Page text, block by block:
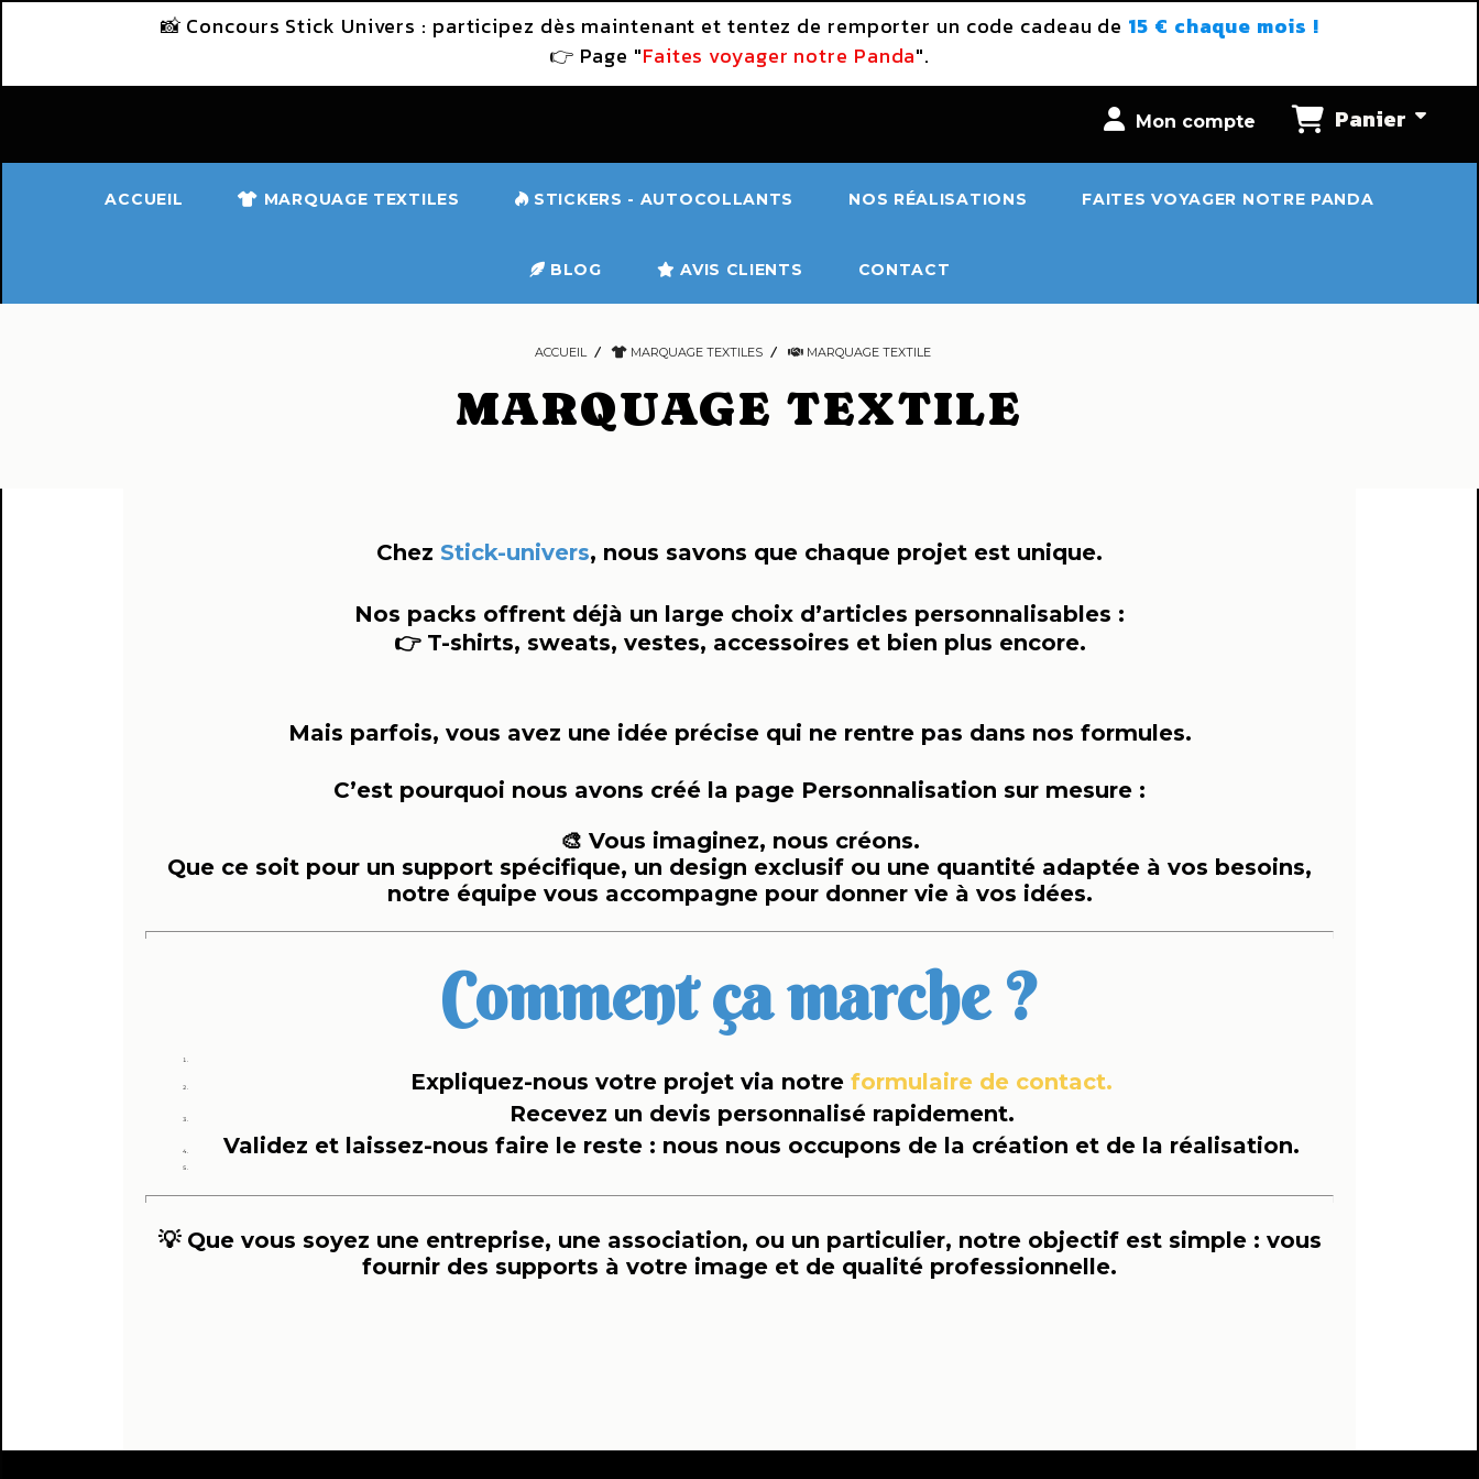
📸 Concours Stick Univers : participez dès maintenant et tentez de remporter un code cadeau de 15 € chaque mois !
👉 Page "Faites voyager notre Panda".
Mon compte Panier
ACCUEIL MARQUAGE TEXTILES STICKERS - AUTOCOLLANTS NOS RÉALISATIONS FAITES VOYAGER NOTRE PANDA
BLOG AVIS CLIENTS CONTACT
ACCUEIL MARQUAGE TEXTILES MARQUAGE TEXTILE
MARQUAGE TEXTILE
Chez Stick-univers, nous savons que chaque projet est unique.
Nos packs offrent déjà un large choix d’articles personnalisables :
👉 T-shirts, sweats, vestes, accessoires et bien plus encore.
Mais parfois, vous avez une idée précise qui ne rentre pas dans nos formules.
C’est pourquoi nous avons créé la page Personnalisation sur mesure :
🎨 Vous imaginez, nous créons.
Que ce soit pour un support spécifique, un design exclusif ou une quantité adaptée à vos besoins,
notre équipe vous accompagne pour donner vie à vos idées.
Comment ça marche ?
Expliquez-nous votre projet via notre formulaire de contact.
Recevez un devis personnalisé rapidement.
Validez et laissez-nous faire le reste : nous nous occupons de la création et de la réalisation.
💡 Que vous soyez une entreprise, une association, ou un particulier, notre objectif est simple : vous
fournir des supports à votre image et de qualité professionnelle.
Panneau de gestion des cookies